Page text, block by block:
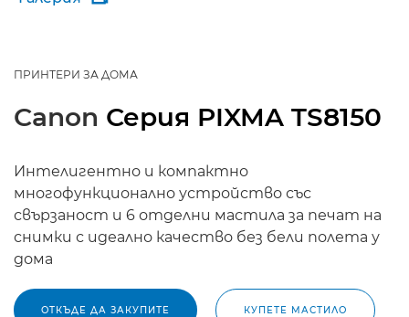
ПРИНТЕРИ ЗА ДОМА
Canon Серия PIXMA TS8150
Интелигентно и компактно
многофункционално устройство със
свързаност и 6 отделни мастила за печат на
снимки с идеално качество без бели полета у
дома
ОТКЪДЕ ДА ЗАКУПИТЕ КУПЕТЕ МАСТИЛО